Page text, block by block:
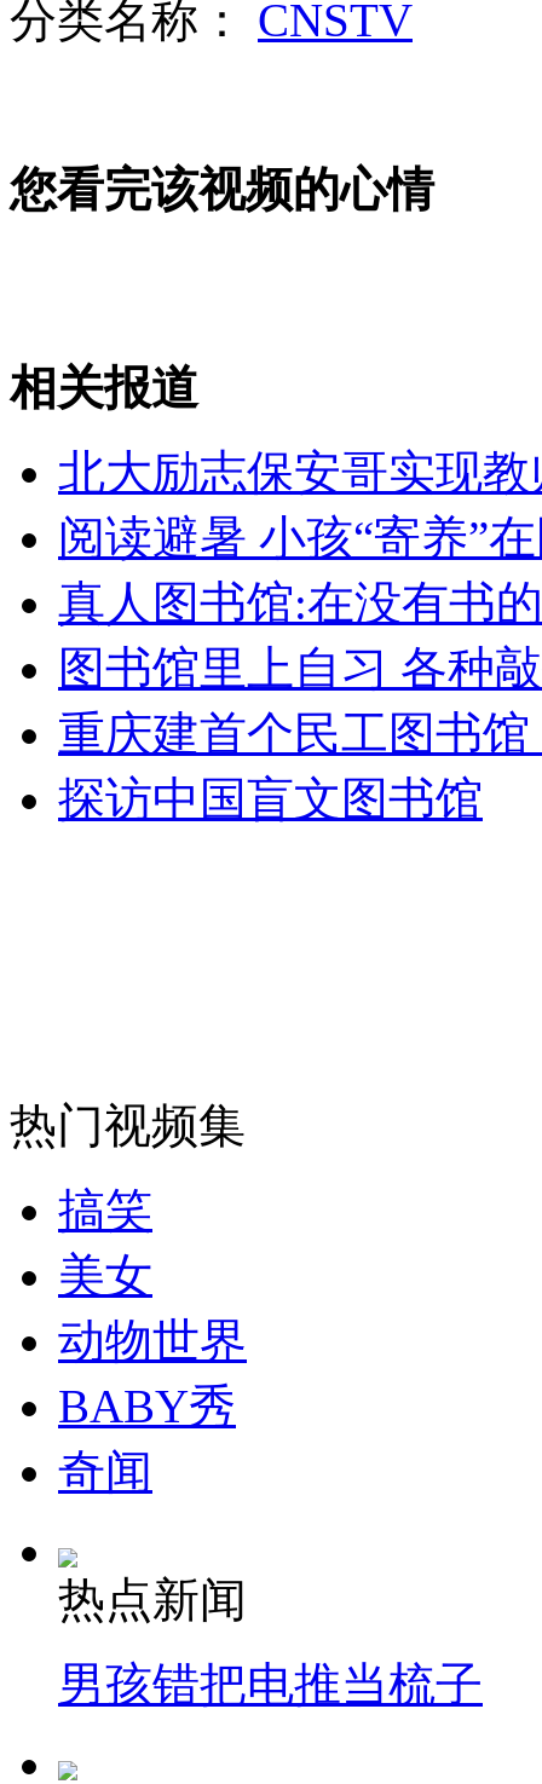
纽约上演“枕头大战”
分类名称： CNSTV
您看完该视频的心情
相关报道
北大励志保安哥实现
阅读避暑 小孩“寄养”
真人图书馆:在没有书
图书馆里上自习 各种
重庆建首个民工图书
探访中国盲文图书馆
热门视频集
搞笑
美女
动物世界
BABY秀
奇闻
热点新闻
男孩错把电推当梳子